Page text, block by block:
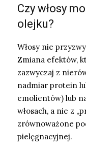
Czy włosy
olejku?
Włosy nie
Zmiana efektów,
zazwyczaj z
nadmiar protein
emolientów) lub
włosach, a nie z
zrównoważone
pielęgnacyjnej.